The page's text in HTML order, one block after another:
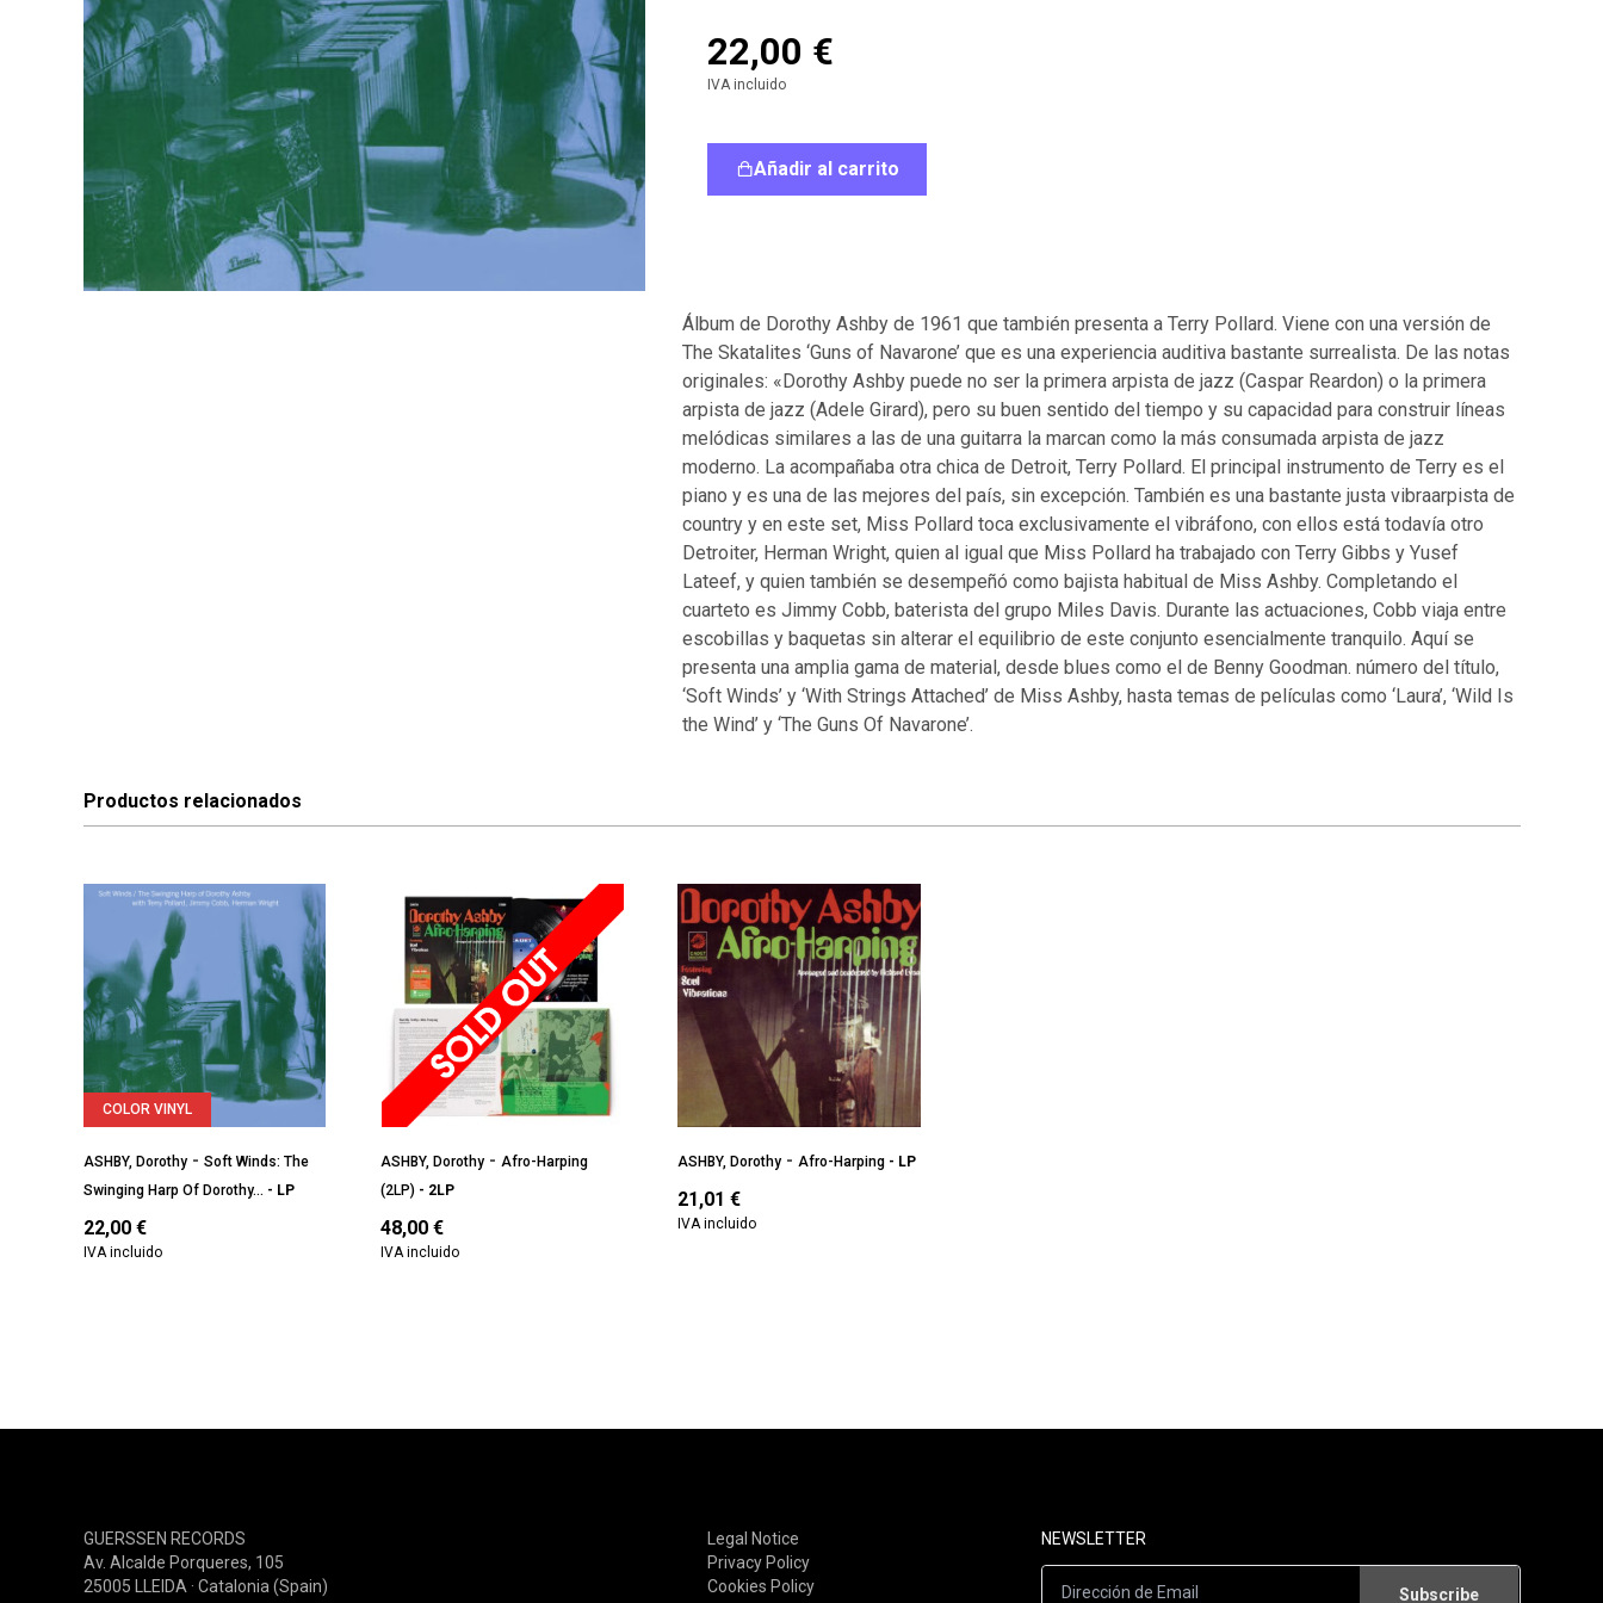
PSYCHEDELIC(60S-70S)
PSYCHEDELIC(80S-90S)
PSYCHEDELIC(00S-NOW)
PROGRESSIVE(60S-70S)
PROGRESSIVE(80S-90S)
PROGRESSIVE(00S-NOW)
HARD-ROCK (60S-70S)
FOLK-ROCK (00S-NOW)
SOUL / RNB
FUNK
AFRO-FUNK / AFROBEAT
LATIN / BRAZILIAN
JAZZ-ROCK
METAL
SYNTH-POP
22,00 €
IVA incluido
Añadir al carrito
Álbum de Dorothy Ashby de 1961 que también presenta a Terry Pollard. Viene con una versión de
The Skatalites ‘Guns of Navarone’ que es una experiencia auditiva bastante surrealista. De las notas
originales: «Dorothy Ashby puede no ser la primera arpista de jazz (Caspar Reardon) o la primera
arpista de jazz (Adele Girard), pero su buen sentido del tiempo y su capacidad para construir líneas
melódicas similares a las de una guitarra la marcan como la más consumada arpista de jazz
moderno. La acompañaba otra chica de Detroit, Terry Pollard. El principal instrumento de Terry es el
piano y es una de las mejores del país, sin excepción. También es una bastante justa vibraarpista de
country y en este set, Miss Pollard toca exclusivamente el vibráfono, con ellos está todavía otro
Detroiter, Herman Wright, quien al igual que Miss Pollard ha trabajado con Terry Gibbs y Yusef
Lateef, y quien también se desempeñó como bajista habitual de Miss Ashby. Completando el
cuarteto es Jimmy Cobb, baterista del grupo Miles Davis. Durante las actuaciones, Cobb viaja entre
escobillas y baquetas sin alterar el equilibrio de este conjunto esencialmente tranquilo. Aquí se
presenta una amplia gama de material, desde blues como el de Benny Goodman. número del título,
‘Soft Winds’ y ‘With Strings Attached’ de Miss Ashby, hasta temas de películas como ‘Laura’, ‘Wild Is
the Wind’ y ‘The Guns Of Navarone’.
Productos relacionados
COLOR VINYL
ASHBY, Dorothy- Soft Winds: The
Swinging Harp Of Dorothy... - LP
22,00 €
IVA incluido
ASHBY, Dorothy- Afro-Harping
(2LP)- 2LP
48,00 €
IVA incluido
ASHBY, Dorothy -Afro-Harping - LP
21,01€
IVA incluido
GUERSSEN RECORDS
Av. Alcalde Porqueres, 105
25005 LLEIDA · Catalonia (Spain)
Legal Notice
Privacy Policy
Cookies Policy
NEWSLETTER